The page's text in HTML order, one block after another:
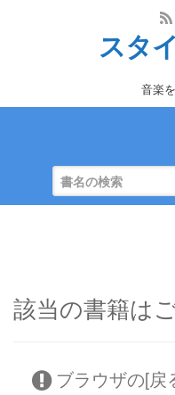
スタ
音楽
該当の書籍は
ブラウザの[戻